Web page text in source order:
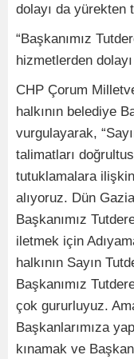
dolayı da yürekten
“Başkanımız
hizmetlerden
CHP Çorum
halkının belediye
vurgulayarak,
talimatları
tutuklamalara
alıyoruz. Dün
Başkanımız
iletmek için
halkının Sayın
Başkanımız
çok gururluyuz.
Başkanlarımıza
kınamak ve